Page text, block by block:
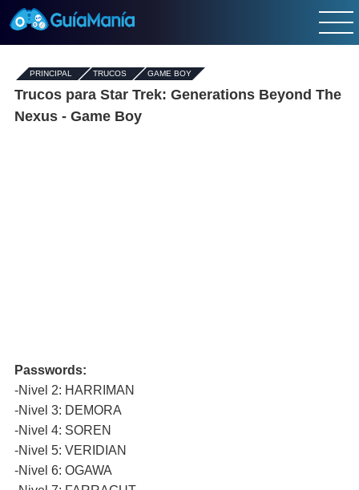
PRINCIPAL - TRUCOS- GAME BOY
Trucos para Star Trek: Generations Beyond The
Nexus - Game Boy
Passwords:
-Nivel 2: HARRIMAN
-Nivel 3: DEMORA
-Nivel 4: SOREN
-Nivel 5: VERIDIAN
-Nivel 6: OGAWA